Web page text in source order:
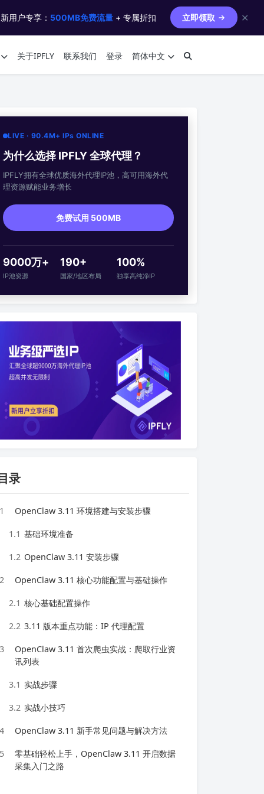
用户专享： 500MB免费流量 + 专属折扣 立即领取 ✕
关于IPFLY 联系我们 登录 简体中文
LIVE · 90.4M+ IPs ONLINE
为什么选择 IPFLY 全球代理？
IPFLY拥有全球优质海外代理IP池，高可用海外代
理资源赋能业务增长
免费试用 500MB
9000万+
IP池资源
190+
国家/地区布局
100%
独享高纯净IP
录
1 OpenClaw 3.11 环境搭建与安装步骤
1.1 基础环境准备
1.2 OpenClaw 3.11 安装步骤
2 OpenClaw 3.11 核心功能配置与基础操作
2.1 核心基础配置操作
2.2 3.11 版本重点功能：IP 代理配置
3
OpenClaw 3.11 首次爬虫实战：爬取行业资
讯列表
3.1 实战步骤
3.2 实战小技巧
4 OpenClaw 3.11 新手常见问题与解决方法
5
零基础轻松上手，OpenClaw 3.11 开启数据
采集入门之路